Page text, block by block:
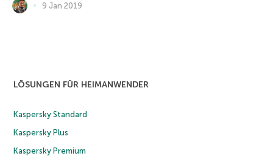
9 Jan 2019
LÖSUNGEN FÜR HEIMANWENDER
Kaspersky Standard
Kaspersky Plus
Kaspersky Premium